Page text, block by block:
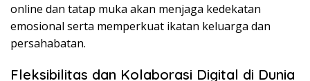
online dan tatap muka akan menjaga kedekatan
emosional serta memperkuat ikatan keluarga dan
persahabatan.
Fleksibilitas dan Kolaborasi Digital di Dunia